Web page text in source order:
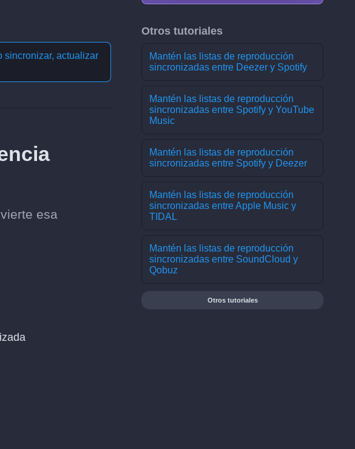
sincronizar, actualizar
esa
Otros tutoriales
Mantén las listas de reproducción
sincronizadas entre Deezer y Spotify
Mantén las listas de reproducción
sincronizadas entre Spotify y YouTube
Music
Mantén las listas de reproducción
sincronizadas entre Spotify y Deezer
Mantén las listas de reproducción
sincronizadas entre Apple Music y
TIDAL
Mantén las listas de reproducción
sincronizadas entre SoundCloud y
Qobuz
Otros tutoriales